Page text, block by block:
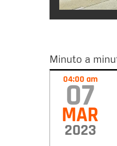
Minuto a
Minuto04:00 am
07
MAR
2023